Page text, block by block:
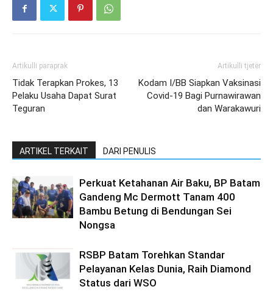
Artikulli paraprak
Tidak Terapkan Prokes, 13
Pelaku Usaha Dapat Surat
Teguran
Artikulli tjetër
Kodam I/BB Siapkan Vaksinasi
Covid-19 Bagi Purnawirawan
dan Warakawuri
ARTIKEL TERKAIT DARI PENULIS
Perkuat Ketahanan Air Baku, BP Batam
Gandeng Mc Dermott Tanam 400
Bambu Betung di Bendungan Sei
Nongsa
RSBP Batam Torehkan Standar
Pelayanan Kelas Dunia, Raih Diamond
Status dari WSO